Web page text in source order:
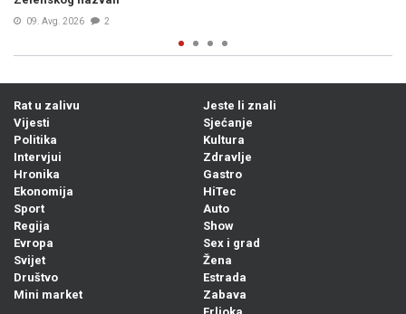
Rat u zalivu
Vijesti
Politika
Intervjui
Hronika
Ekonomija
Sport
Regija
Evropa
Svijet
Društvo
Mini market
Jeste li znali
Sjećanje
Kultura
Zdravlje
Gastro
HiTec
Auto
Show
Sex i grad
Žena
Estrada
Zabava